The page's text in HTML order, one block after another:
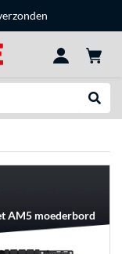
AM5 moederbord